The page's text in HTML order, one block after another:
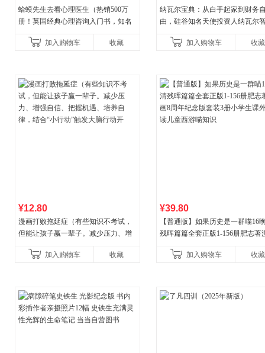
蛤蟆先生去看心理医生（热销500万
册！英国经典心理咨询入门书，知名
加入购物车
收藏
纳瓦尔宝典：从白手起家到财务
由，硅谷知名天使投资人纳瓦尔
加入购物车
收藏
¥12.80
漫画打败拖延症（有些知识不考试，
但能让孩子赢一辈子。减少压力、增
合“小行动”触发大脑行动开
加入购物车 收藏
¥39.80
【普通版】如果历史是一群喵16
残晖篇篇全套正版1-156册肥志著
儿童西游喵知识
加入购物车 收藏